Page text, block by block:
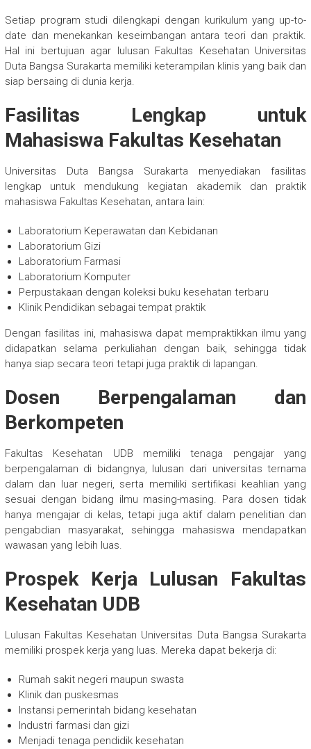
Setiap program studi dilengkapi dengan kurikulum yang up-to-
date dan menekankan keseimbangan antara teori dan praktik.
Hal ini bertujuan agar lulusan Fakultas Kesehatan Universitas
Duta Bangsa Surakarta memiliki keterampilan klinis yang baik dan
siap bersaing di dunia kerja.
Fasilitas Lengkap untuk
Mahasiswa Fakultas Kesehatan
Universitas Duta Bangsa Surakarta menyediakan fasilitas
lengkap untuk mendukung kegiatan akademik dan praktik
mahasiswa Fakultas Kesehatan, antara lain:
Laboratorium Keperawatan dan Kebidanan
Laboratorium Gizi
Laboratorium Farmasi
Laboratorium Komputer
Perpustakaan dengan koleksi buku kesehatan terbaru
Klinik Pendidikan sebagai tempat praktik
Dengan fasilitas ini, mahasiswa dapat mempraktikkan ilmu yang
didapatkan selama perkuliahan dengan baik, sehingga tidak
hanya siap secara teori tetapi juga praktik di lapangan.
Dosen Berpengalaman dan
Berkompeten
Fakultas Kesehatan UDB memiliki tenaga pengajar yang
berpengalaman di bidangnya, lulusan dari universitas ternama
dalam dan luar negeri, serta memiliki sertifikasi keahlian yang
sesuai dengan bidang ilmu masing-masing. Para dosen tidak
hanya mengajar di kelas, tetapi juga aktif dalam penelitian dan
pengabdian masyarakat, sehingga mahasiswa mendapatkan
wawasan yang lebih luas.
Prospek Kerja Lulusan Fakultas
Kesehatan UDB
Lulusan Fakultas Kesehatan Universitas Duta Bangsa Surakarta
memiliki prospek kerja yang luas. Mereka dapat bekerja di:
Rumah sakit negeri maupun swasta
Klinik dan puskesmas
Instansi pemerintah bidang kesehatan
Industri farmasi dan gizi
Menjadi tenaga pendidik kesehatan